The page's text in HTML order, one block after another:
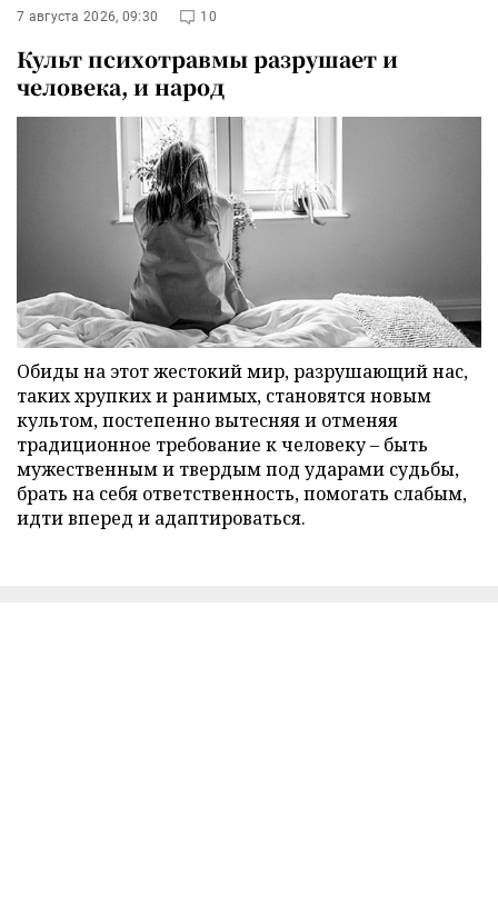
7 августа 2026, 09:30 10
Культ психотравмы разрушает и
человека, и народ
Обиды на этот жестокий мир, разрушающий нас,
таких хрупких и ранимых, становятся новым
культом, постепенно вытесняя и отменяя
традиционное требование к человеку – быть
мужественным и твердым под ударами судьбы,
брать на себя ответственность, помогать слабым,
идти вперед и адаптироваться.